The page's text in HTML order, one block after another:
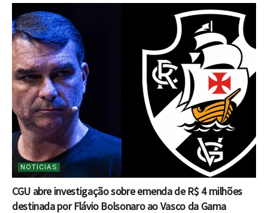
NOTICIAS
CGU abre investigação sobre emenda de R$ 4 milhões
destinada por Flávio Bolsonaro ao Vasco da Gama